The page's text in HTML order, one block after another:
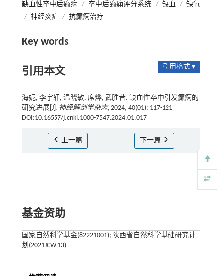
缺血性卒中后癫痫 / 卒中后癫痫评分系统 / 缺血 / 缺氧
/ 神经炎症 / 抗癫痫治疗
Key words
引用本文 引用格式 ▾
海妮, 李宇轩, 温晓敏, 席烨, 武胜昔. 缺血性卒中引发癫痫的
研究进展[J]. 神经解剖学杂志, 2024, 40(01): 117-121
DOI:10.16557/j.cnki.1000-7547.2024.01.017
上一篇 下一篇
基金资助
国家自然科学基金(82221001); 陕西省自然科学基础研究计
划(2021JCW-13)